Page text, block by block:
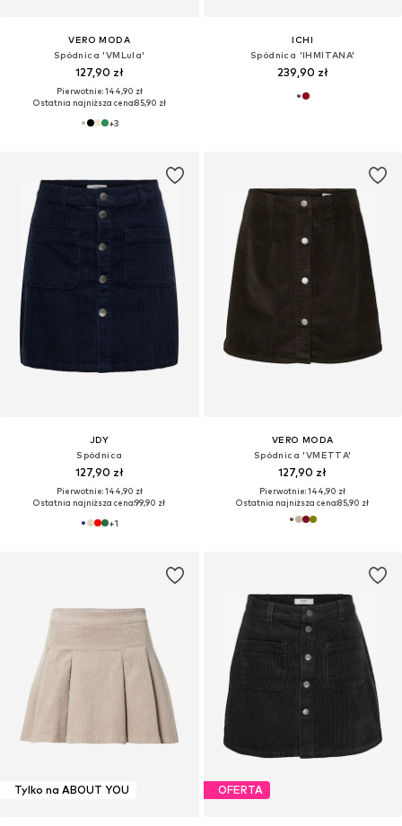
VERO MODA
Spódnica 'VMLula'
127,90 zł
Pierwotnie: 144,90 zł
Ostatnia najniższa cena:85,90 zł
+3
ICHI
Spódnica 'IHMITANA'
239,90 zł
JDY
Spódnica
127,90 zł
Pierwotnie: 144,90 zł
Ostatnia najniższa cena:99,90 zł
+1
VERO MODA
Spódnica 'VMETTA'
127,90 zł
Pierwotnie: 144,90 zł
Ostatnia najniższa cena:85,90 zł
Tylko na ABOUT YOU OFERTA